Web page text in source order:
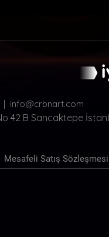
zararlardan ötürü
Mağazadan Teslim Al
hafta içinde alınmayan
edilmektedir. Bu
işlemi yapıldığı
sayılmaktadır.
Mesafeli Satış Sözleşmesi
| info@crbnart.com
42 B Sancaktepe